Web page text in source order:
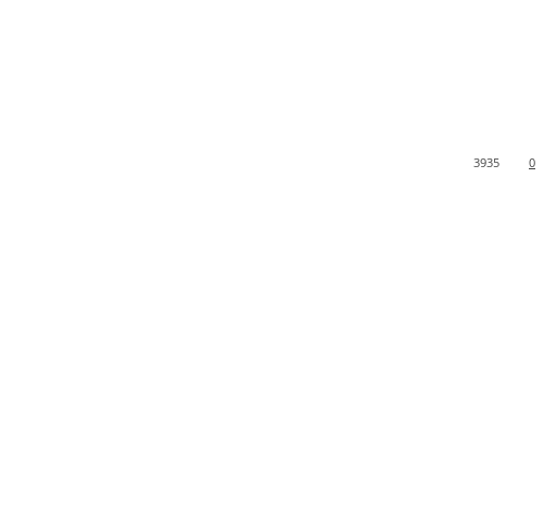
0
3935